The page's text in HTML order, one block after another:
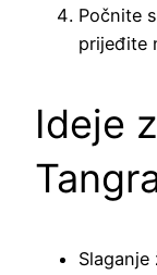
Počnite
prijeđite
Ideje